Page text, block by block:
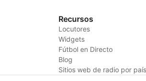
Recursos
Locutores
Widgets
Fútbol en Directo
Blog
Sitios web de radio por país